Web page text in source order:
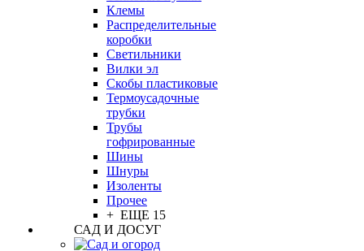
Клемы
Распределительные
коробки
Светильники
Вилки эл
Скобы пластиковые
Термоусадочные
трубки
Трубы
гофрированные
Шины
Шнуры
Изоленты
Прочее
+ ЕЩЕ 15
САД И ДОСУГ